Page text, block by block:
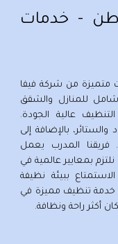
- خدمات
متميزة من شركة فيفا
للمنازل والشقق
عالية الجودة.
بالإضافة إلى
فريقنا المدرب يعمل
بمعايير عالمية في
ببيئة نظيفة
خدمة تنظيف مميزة في
أكثر راحة ونظافة.